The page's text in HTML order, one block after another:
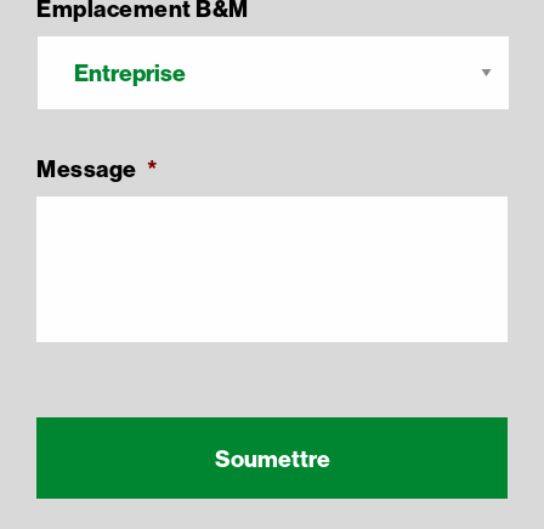
Emplacement B&M
Message *